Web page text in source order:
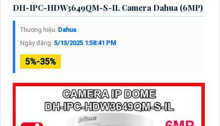
DH-IPC-HDW3649QM-S-IL Camera Dahua (6MP)
Thương hiệu: Dahua
Ngày đăng: 5/13/2025 1:58:41 PM
5%-35%